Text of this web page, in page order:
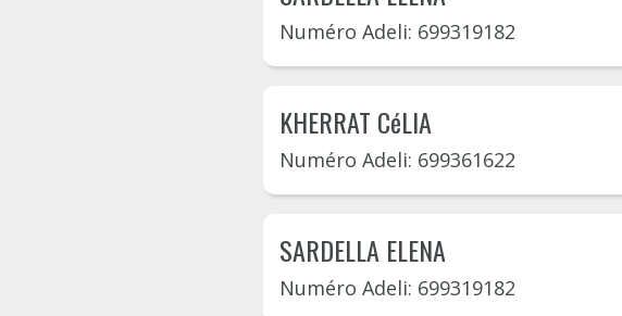
Numéro Adeli: 699319182
KHERRAT CéLIA
Numéro Adeli: 699361622
SARDELLA ELENA
Numéro Adeli: 699319182